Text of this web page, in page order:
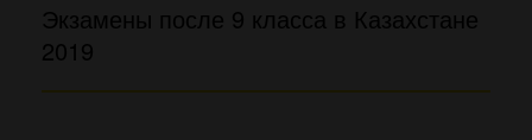
Экзамены после 9 класса в Казахстане
2019